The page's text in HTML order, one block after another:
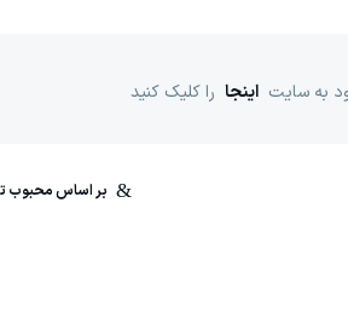
به سایت اینجا را کلیک کنید